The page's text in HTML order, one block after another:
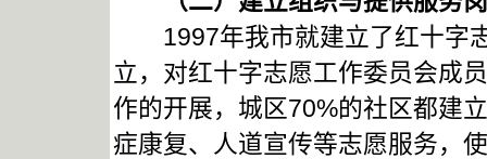
1997年我市就建立了红十字
立，对红十字志愿工作委员会成
作的开展，城区70%的社区都建
症康复、人道宣传等志愿服务，